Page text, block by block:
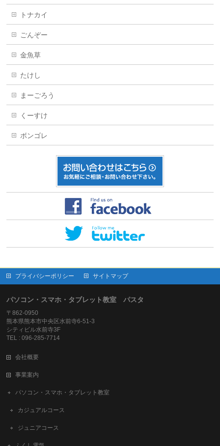
トナカイ
ごんぞー
金魚草
たけし
まーごろう
くーすけ
ボンゴレ
プライバシーポリシー サイトマップ
パソコン・スマホ・タブレット教室 パスタ
〒862-0950
熊本県熊本市中央区水前寺6-51-3
シティビル水前寺3F
TEL : 096-285-7714
会社概要
事業案内
パソコン・スマホ・タブレット教室
カジュアルコース
ジュニアコース